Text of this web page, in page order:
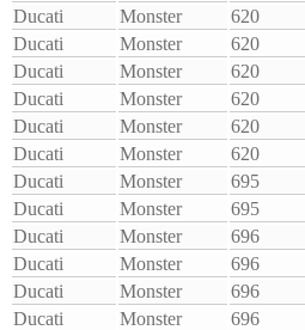
Ducati
Monster 620
Ducati
Monster 620
Ducati
Monster 620
Ducati
Monster 620
Ducati
Monster 620
Ducati
Monster 620
Ducati
Monster 695
Ducati
Monster 695
Ducati
Monster 696
Ducati
Monster 696
Ducati
Monster 696
Ducati
Monster 696